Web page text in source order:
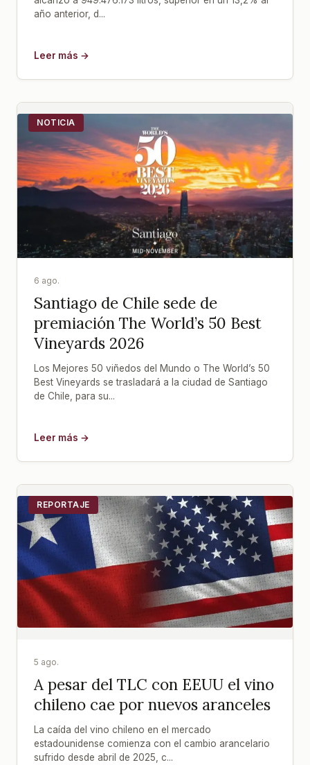
año anterior, d...
Leer más →
NOTICIA
6 ago.
Santiago de Chile sede de
premiación The World’s 50 Best
Vineyards 2026
Los Mejores 50 viñedos del Mundo o The World’s 50
Best Vineyards se trasladará a la ciudad de Santiago
de Chile, para su...
Leer más →
REPORTAJE
5 ago.
A pesar del TLC con EEUU el vino
chileno cae por nuevos aranceles
La caída del vino chileno en el mercado
estadounidense comienza con el cambio arancelario
sufrido desde abril de 2025, c...